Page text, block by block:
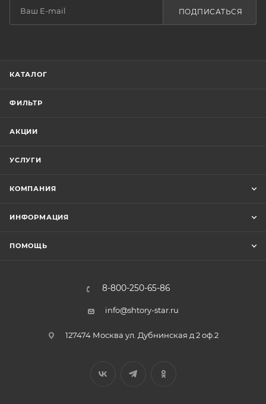
ПОДПИСАТЬСЯ
КАТАЛОГ
ФИЛЬТР
АКЦИИ
УСЛУГИ
КОМПАНИЯ
ИНФОРМАЦИЯ
ПОМОЩЬ
8-800-250-65-86
info@shtory-star.ru
127474 Москва ул. Дубнинская д 2 оф.2